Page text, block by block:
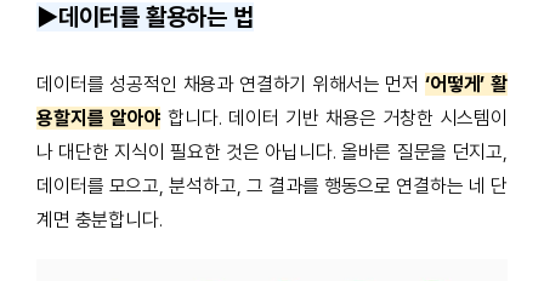
▶️데이터를 활용하는 법
데이터를 성공적인 채용과 연결하기 위해서는 먼저‘어떻게’ 활
용할지를 알아야 합니다. 데이터 기반 채용은 거창한 시스템이
나 대단한 지식이 필요한 것은 아닙니다. 올바른 질문을 던지고,
데이터를 모으고, 분석하고, 그 결과를 행동으로 연결하는 네 단
계면 충분합니다.